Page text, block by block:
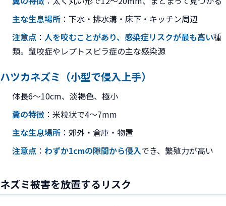
主な生息場所 ：下水・排水溝・床下・キッチン周辺
注意点 ： 人を咬むことがあり、感染症リスクが最も高い種
類。鼠咬症やレプトスピラ症の主な感染源
ハツカネズミ（小型で侵入上手）
体長6〜10cm、淡褐色、極小
糞の特徴 ：米粒状で4〜7mm
主な生息場所 ：郊外・倉庫・物置
注意点 ： わずか1cmの隙間から侵入でき、繁殖力が高い
ネズミ被害を放置するリスク